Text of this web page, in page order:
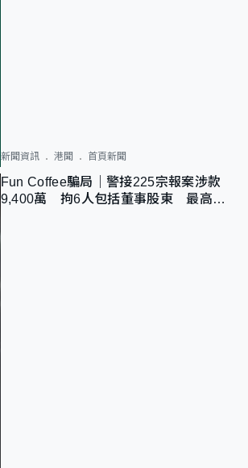
新聞資訊 港聞 首頁新聞
Fun Coffee騙局｜警接225宗報案涉款
9,400萬 拘6人包括董事股東 最高金